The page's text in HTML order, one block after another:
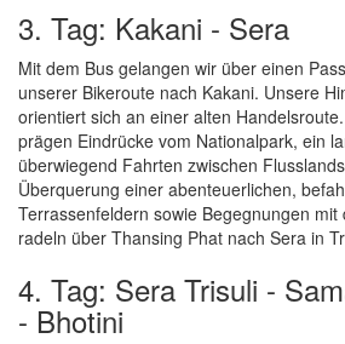
3. Tag: Kakani - Sera
Mit dem Bus gelangen wir über einen
unserer Bikeroute nach Kakani. Unsere
orientiert sich an einer alten
prägen Eindrücke vom Nationalpark, ein
überwiegend Fahrten zwischen
Überquerung einer abenteuerlichen,
Terrassenfeldern sowie Begegnungen
radeln über Thansing Phat nach Sera in
4. Tag: Sera Trisuli -
- Bhotini